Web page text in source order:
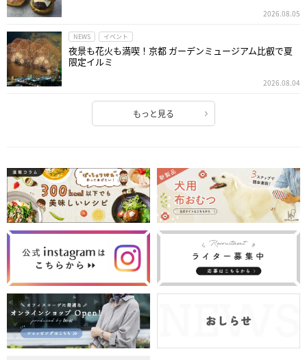
2026.08.05
NEWS イベント
夜景も花火も満喫！京都 ガーデンミュージアム比叡で夏
限定イルミ
2026.08.04
もっと見る